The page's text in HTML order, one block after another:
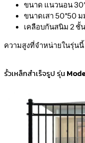
ขนาด แนวนอน
ขนาดเสา 50*50 ม
เคลือบกันสนิม 2 ชั้
ความสูงที่จำหน่ายในรุ่นนี้
รั้วเหล็กสำเร็จรูป รุ่น